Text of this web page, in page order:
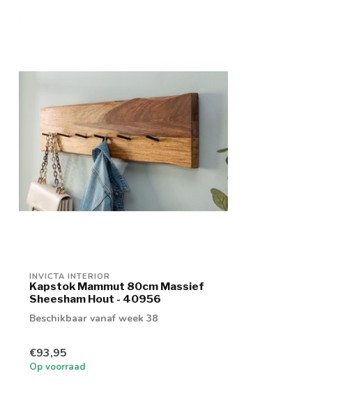
INVICTA INTERIOR
Kapstok Mammut 80cm Massief
Sheesham Hout - 40956
Beschikbaar vanaf week 38
€93,95
Op voorraad